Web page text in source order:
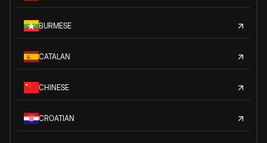
BURMESE
CATALAN
CHINESE
CROATIAN